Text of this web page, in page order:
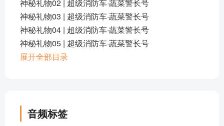
神秘礼物02 | 超级消防车·蔬菜警长号
神秘礼物03 | 超级消防车·蔬菜警长号
神秘礼物04 | 超级消防车·蔬菜警长号
神秘礼物05 | 超级消防车·蔬菜警长号
太阳的热量01 | 超级消防车·蔬菜警长号
小番茄告诉你一个天大好消息！
展开全部目录
音频标签